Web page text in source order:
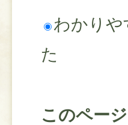
わかりや
た
このペー